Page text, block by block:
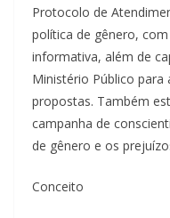
Protocolo de
política de gênero,
informativa, além de
Ministério Público para
propostas. Também
campanha de
de gênero e os
Conceito